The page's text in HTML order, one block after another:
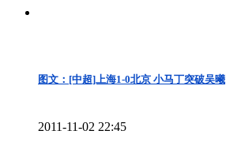
图文：[中超]上海1-0北京 小马丁突破吴曦
2011-11-02 22:45